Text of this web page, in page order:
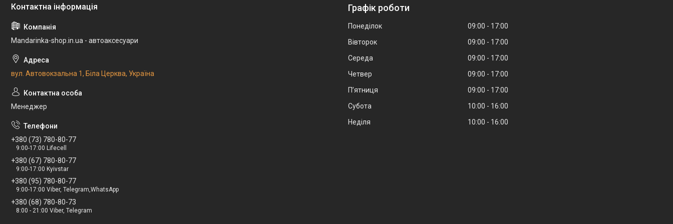
Mandarinka-shop.in.ua - автоаксесуари
вул. Автовокзальна 1, Біла Церква, Україна
Менеджер
+380 (73) 780-80-77
9:00-17:00 Lifecell
+380 (67) 780-80-77
9:00-17:00 Kyivstar
+380 (95) 780-80-77
9:00-17:00 Viber, Telegram,WhatsApp
+380 (68) 780-80-73
8:00 - 21:00 Viber, Telegram
Графік роботи
Понеділок 09:00
17:00
Вівторок
09:00
17:00
Середа
09:00
17:00
Четвер
09:00
17:00
Пʼятниця
09:00
17:00
Субота
10:00
16:00
Неділя
10:00 16:00